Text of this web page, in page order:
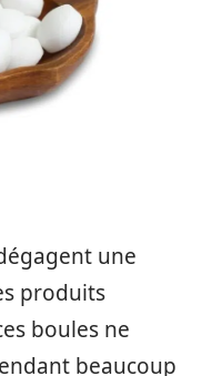
une
produits
boules ne
beaucoup